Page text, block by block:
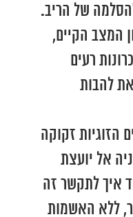
של הריב.
המצב הקיים,
רעים
להבות
הזוגיות זקוקה
אל יועצת
איך לתקשר זה
ללא האשמות